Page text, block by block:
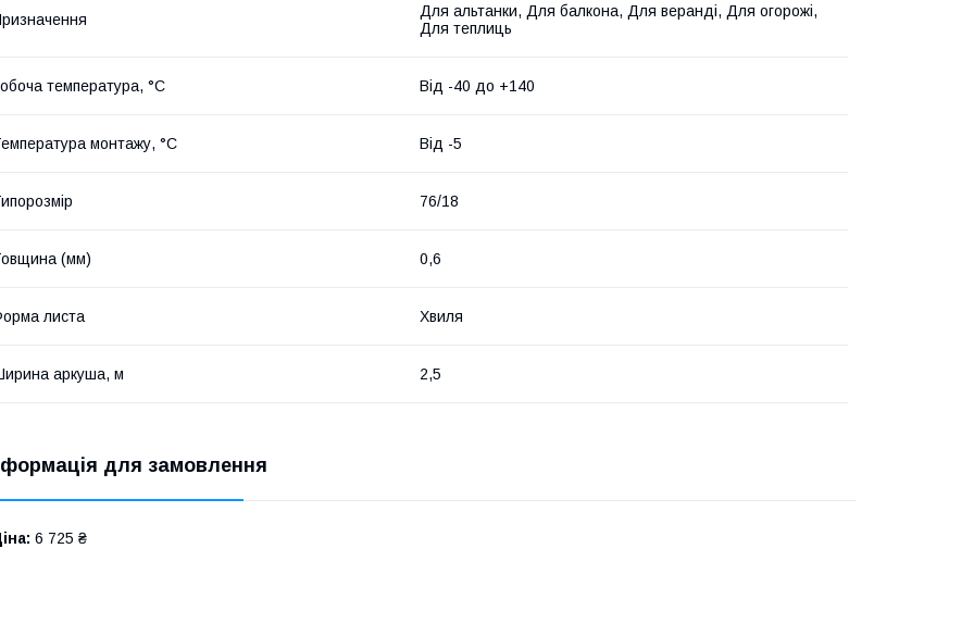
Для альтанки, Для балкона, Для веранді, Для огорожі,
Для теплиць
температура, °C Від -40 до +140
монтажу, °C Від -5
76/18
(мм) 0,6
листа Хвиля
аркуша, м 2,5
для замовлення
6 725 ₴